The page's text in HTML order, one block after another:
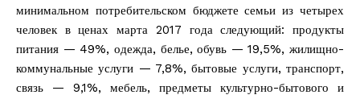
минимальном потребительском бюджете семьи из четырех
человек в ценах марта 2017 года следующий: продукты
питания — 49%, одежда, белье, обувь — 19,5%, жилищно-
коммунальные услуги — 7,8%, бытовые услуги, транспорт,
связь — 9,1%, мебель, предметы культурно-бытового и